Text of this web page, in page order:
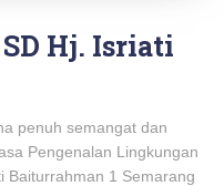
Hj. Isriati
penuh semangat dan
Pengenalan Lingkungan
Baiturrahman 1 Semarang